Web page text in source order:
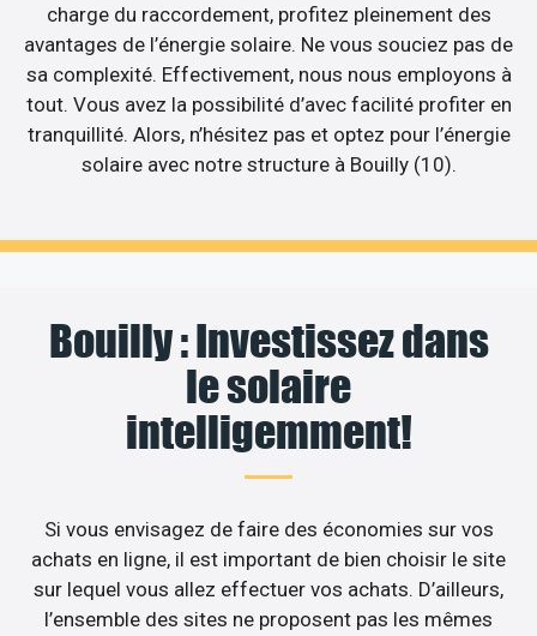
charge du raccordement, profitez pleinement des
avantages de l’énergie solaire. Ne vous souciez pas de
sa complexité. Effectivement, nous nous employons à
tout. Vous avez la possibilité d’avec facilité profiter en
tranquillité. Alors, n’hésitez pas et optez pour l’énergie
solaire avec notre structure à Bouilly (10).
Bouilly : Investissez dans
le solaire
intelligemment!
Si vous envisagez de faire des économies sur vos
achats en ligne, il est important de bien choisir le site
sur lequel vous allez effectuer vos achats. D’ailleurs,
l’ensemble des sites ne proposent pas les mêmes